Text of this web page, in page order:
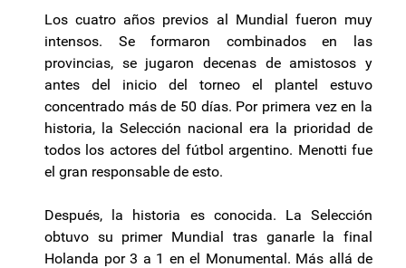
Los cuatro años previos al Mundial fueron muy
intensos. Se formaron combinados en las
provincias, se jugaron decenas de amistosos y
antes del inicio del torneo el plantel estuvo
concentrado más de 50 días. Por primera vez en la
historia, la Selección nacional era la prioridad de
todos los actores del fútbol argentino. Menotti fue
el gran responsable de esto.
Después, la historia es conocida. La Selección
obtuvo su primer Mundial tras ganarle la final
Holanda por 3 a 1 en el Monumental. Más allá de